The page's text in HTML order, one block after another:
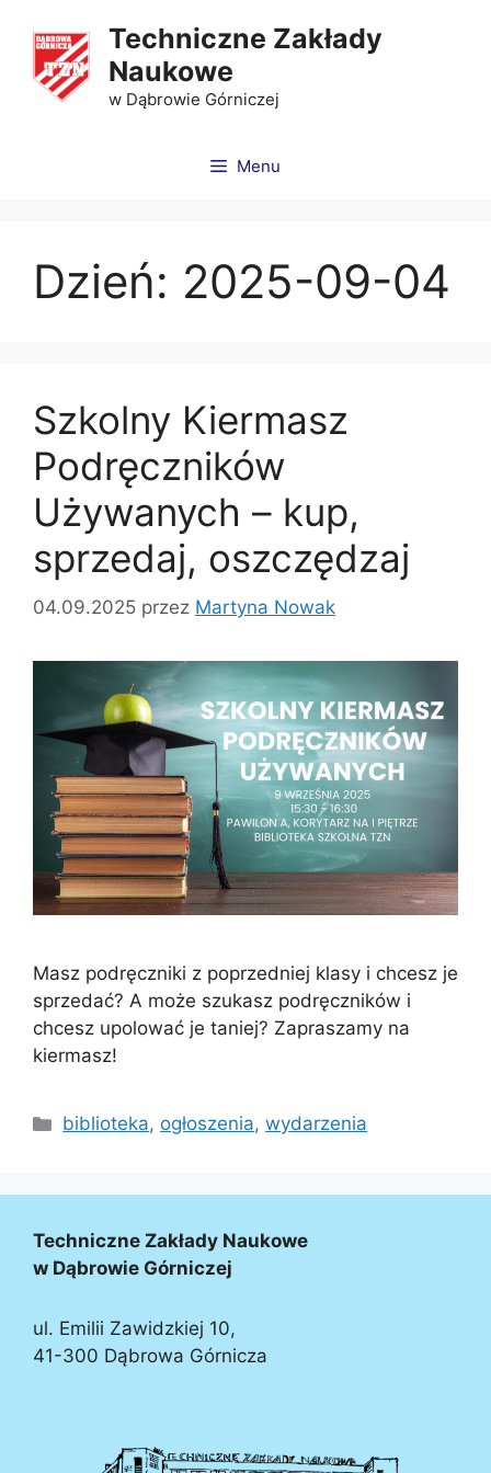
Techniczne Zakłady
Naukowe
w Dąbrowie Górniczej
Menu
Dzień: 2025-09-04
Szkolny Kiermasz
Podręczników
Używanych – kup,
sprzedaj, oszczędzaj
04.09.2025 przez Martyna Nowak
Masz podręczniki z poprzedniej klasy i chcesz je
sprzedać? A może szukasz podręczników i
chcesz upolować je taniej? Zapraszamy na
kiermasz!
biblioteka, ogłoszenia,wydarzenia
Techniczne Zakłady Naukowe
w Dąbrowie Górniczej
ul. Emilii Zawidzkiej 10,
41-300 Dąbrowa Górnicza